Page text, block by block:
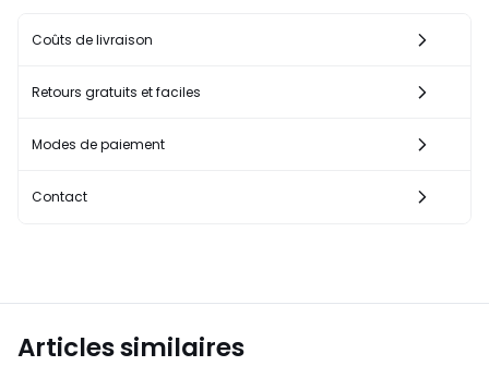
Coûts de livraison
Retours gratuits et faciles
Modes de paiement
Contact
Articles similaires